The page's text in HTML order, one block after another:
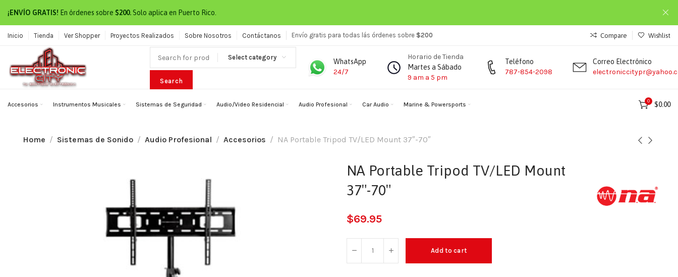
¡ENVÍO GRATIS! En órdenes sobre $200. Solo aplica en Puerto Rico.
Inicio Tienda Ver Shopper Proyectos Realizados Sobre Nosotros Contáctanos Envío gratis para todas lás órdenes sobre $200 Compare Wishlist
Select category
Search
WhatsApp
24/7
Horario de Tienda
Martes a Sábado
9 am a 5 pm
Teléfono
787-854-2098
Correo Electrónico
Accesorios Instrumentos Musicales Sistemas de Seguridad Audio/Video Residencial Audio Profesional Car Audio Marine & Powersports 0 $0.00
Home Sistemas de Sonido Audio Profesional Accesorios NA Portable Tripod TV/LED Mount 37″-70″
NA Portable Tripod TV/LED Mount
37″-70″
$69.95
Add to cart